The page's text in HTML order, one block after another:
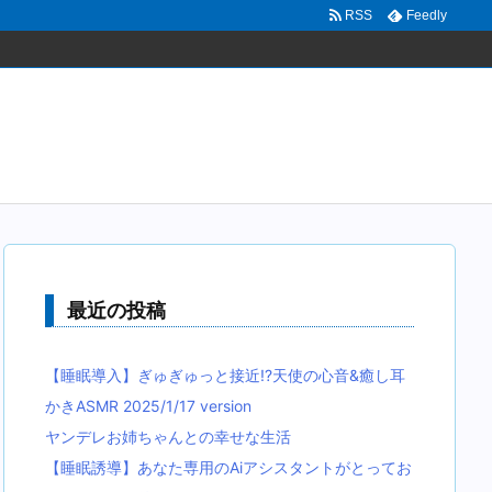
RSS Feedly
最近の投稿
【睡眠導入】ぎゅぎゅっと接近!?天使の心音&癒し耳
かきASMR 2025/1/17 version
ヤンデレお姉ちゃんとの幸せな生活
【睡眠誘導】あなた専用のAiアシスタントがとってお